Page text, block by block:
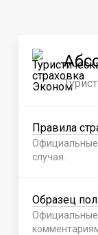
Правила
Официальные
случая.
Образец
Официальные